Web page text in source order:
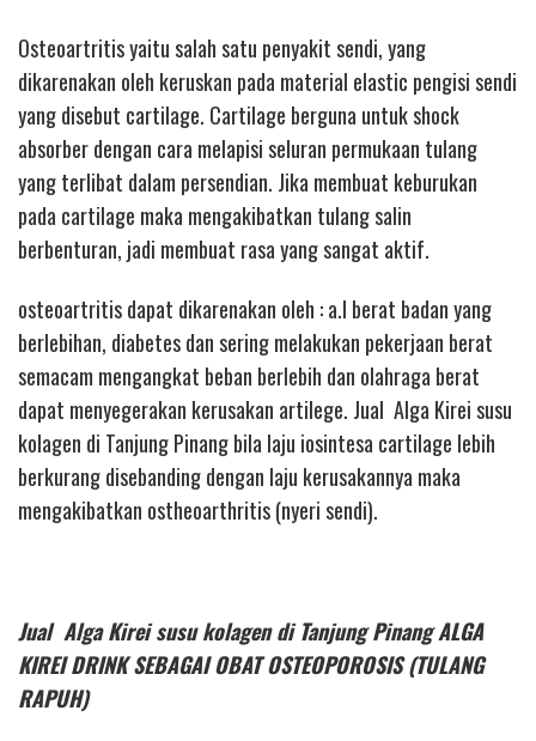
Osteoartritis yaitu salah satu penyakit sendi, yang
dikarenakan oleh keruskan pada material elastic pengisi sendi
yang disebut cartilage. Cartilage berguna untuk shock
absorber dengan cara melapisi seluran permukaan tulang
yang terlibat dalam persendian. Jika membuat keburukan
pada cartilage maka mengakibatkan tulang salin
berbenturan, jadi membuat rasa yang sangat aktif.
osteoartritis dapat dikarenakan oleh : a.l berat badan yang
berlebihan, diabetes dan sering melakukan pekerjaan berat
semacam mengangkat beban berlebih dan olahraga berat
dapat menyegerakan kerusakan artilege. Jual Alga Kirei susu
kolagen di Tanjung Pinang bila laju iosintesa cartilage lebih
berkurang disebanding dengan laju kerusakannya maka
mengakibatkan ostheoarthritis (nyeri sendi).
Jual Alga Kirei susu kolagen di Tanjung Pinang ALGA
KIREI DRINK SEBAGAI OBAT OSTEOPOROSIS (TULANG
RAPUH)